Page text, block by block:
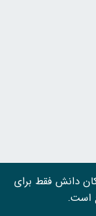
دانش فقط برای
است.